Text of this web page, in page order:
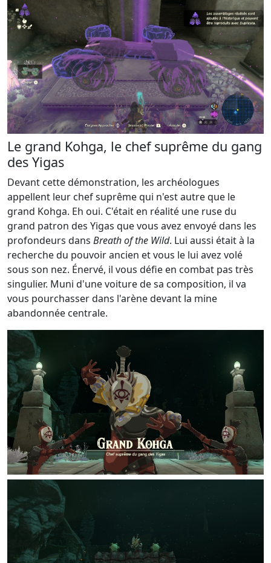
Le grand Kohga, le chef suprême du gang
des Yigas
Devant cette démonstration, les archéologues
appellent leur chef suprême qui n'est autre que le
grand Kohga. Eh oui. C'était en réalité une ruse du
grand patron des Yigas que vous avez envoyé dans les
profondeurs dans Breath of the Wild. Lui aussi était à la
recherche du pouvoir ancien et vous le lui avez volé
sous son nez. Énervé, il vous défie en combat pas très
singulier. Muni d'une voiture de sa composition, il va
vous pourchasser dans l'arène devant la mine
abandonnée centrale.